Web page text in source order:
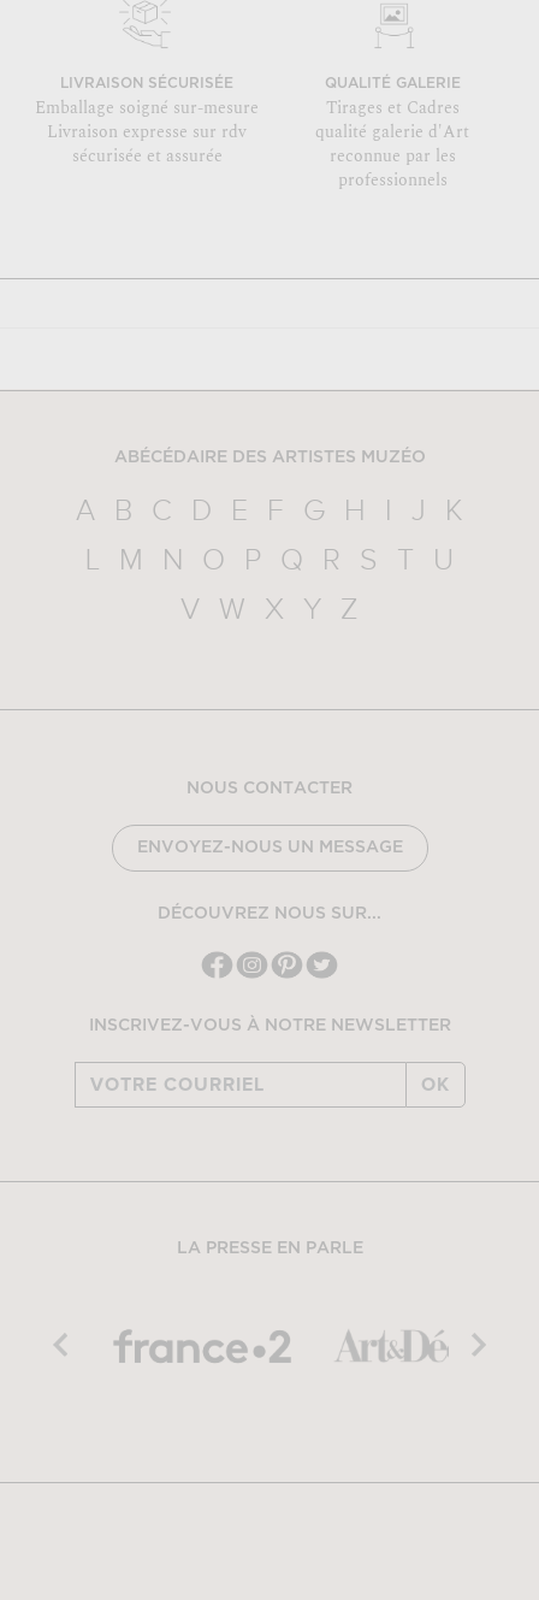
LIVRAISON SÉCURISÉE
Emballage soigné sur-mesure
Livraison expresse sur rdv
sécurisée et assurée
QUALITÉ GALERIE
Tirages et Cadres
qualité galerie d'Art
reconnue par les
professionnels
ABÉCÉDAIRE DES ARTISTES MUZÉO
A B C D E F G H I J
K
L
M N O P Q R S T
U
V
W X Y Z
NOUS CONTACTER
ENVOYEZ-NOUS UN MESSAGE
DÉCOUVREZ NOUS SUR...
INSCRIVEZ-VOUS À NOTRE NEWSLETTER
OK
LA PRESSE EN PARLE